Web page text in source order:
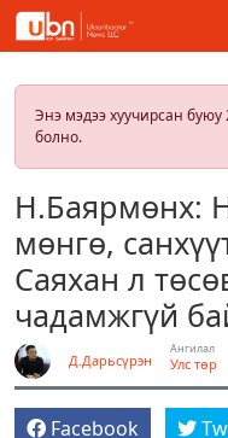
Энэ мэдээ хуучирсан
болно.
Н.Баярмөнх:
мөнгө,
Саяхан л
чадамжгүй
Д.Дарьсүрэн
Ангилал
Улс төр
Facebook